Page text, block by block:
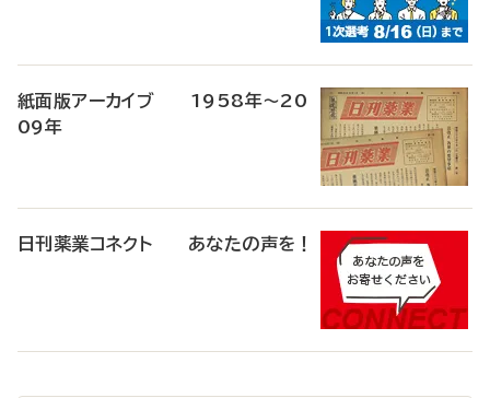
紙面版アーカイブ 1958年～20
09年
日刊薬業コネクト あなたの声を！